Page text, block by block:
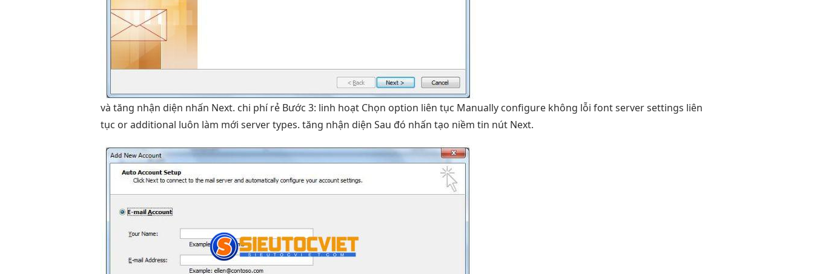
vàtăng nhận diện nhấn Next. chi phí rẻ Bước 3: linh hoạt Chọn option liên tục Manually configure không lỗi fontserver settings liên
tục or additional luôn làm mới server types.tăng nhận diện Sau đó nhấntạo niềm tin nút Next.